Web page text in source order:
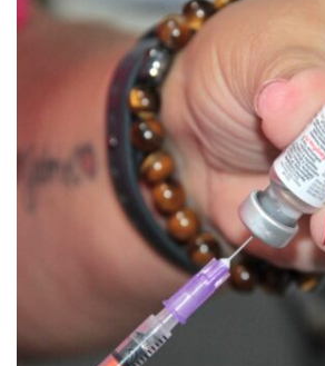
Setor judicial de medicamentos de BC estará
agosto para realização de inventário